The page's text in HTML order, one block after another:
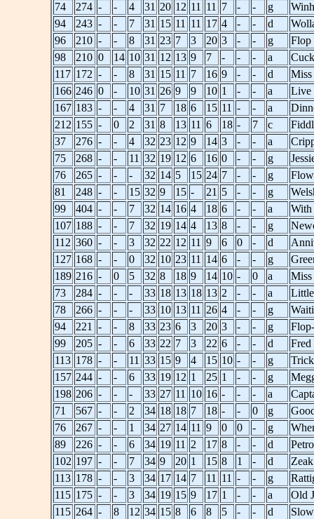
74
274 - - 4 31 20 12 11 11 7 - - g
94
243 - - 7 31 15 11 11 17 4 - - d
96
210 - - 8 31 23 7 3 20 3 - - g
Flop
98
210 0 14 10 31 12 13 9 7 - - - a
117 172 - - 8 31 15 11 7 16 9 - - d
Miss
166 246 0 - 10 31 26 9 9 10 1 - - a
Live
167 183 - - 4 31 7 18 6 15 11 - - a
212 155 - 0 2 31 8 13 11 6 18 - 7 c
37
276 - - 4 32 23 12 9 14 3 - - a
75
268 - - 11 32 19 12 6 16 0 - - g
76
265 - - - 32 14 5 15 24 7 - - g
81
248 - - 15 32 9 15 - 21 5 - - g
99
404 - - 7 32 14 16 4 18 6 - - a
With
107 188 - - 7 32 19 14 4 13 8 - - g
112 360 - - 3 32 22 12 11 9 6 0 - d
127 168 - - 0 32 10 23 11 14 6 - - g
189 216 - 0 5 32 8 18 9 14 10 - 0 a
73
284 - - - 33 18 13 18 13 2 - - a
78
266 - - - 33 10 13 11 26 4 - - g
94
221 - - 8 33 23 6 3 20 3 - - g
99
205 - - 6 33 22 7 3 22 6 - - d
Fred
113 178 - - 11 33 15 9 4 15 10 - - g
157 244 - - 6 33 19 12 1 25 1 - - g
198 206 - - - 33 27 11 10 16 - - - a
71
567 - - 2 34 18 18 7 18 - - 0 g
76
267 - - 1 34 27 14 11 9 0 0 - g
89
226 - - 6 34 19 11 2 17 8 - - d
102 197 - - 7 34 9 20 1 15 8 1 - d
113 178 - - 3 34 17 14 7 11 11 - - g
115 175 - - 3 34 19 15 9 17 1 - - a
Old
115 264 - 8 12 34 15 8 6 8 5 - - d